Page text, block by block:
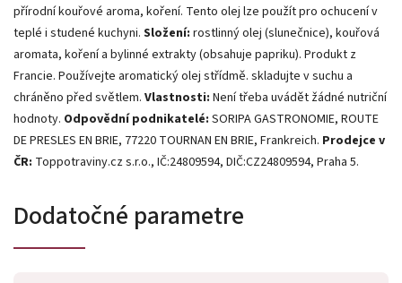
přírodní kouřové aroma, koření. Tento olej lze použít pro ochucení v
teplé i studené kuchyni. Složení: rostlinný olej (slunečnice), kouřová
aromata, koření a bylinné extrakty (obsahuje papriku). Produkt z
Francie. Používejte aromatický olej střídmě. skladujte v suchu a
chráněno před světlem. Vlastnosti: Není třeba uvádět žádné nutriční
hodnoty. Odpovědní podnikatelé: SORIPA GASTRONOMIE, ROUTE
DE PRESLES EN BRIE, 77220 TOURNAN EN BRIE, Frankreich. Prodejce v
ČR: Toppotraviny.cz s.r.o., IČ:24809594, DIČ:CZ24809594, Praha 5.
Dodatočné parametre